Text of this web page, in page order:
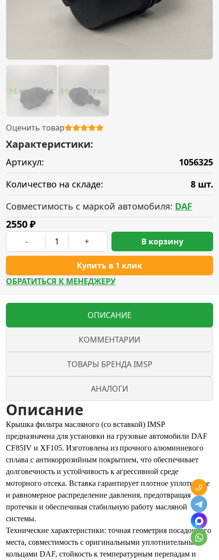
Оценить товар
Характеристики:
Артикул:
1056325
Количество на складе:
8 шт.
Совместимость с маркой автомобиля: DAF
2550₽
- +
Купить в 1 клик
В корзину
ОБРАТИТЬСЯ К МЕНЕДЖЕРУ
ОПИСАНИЕ
КОММЕНТАРИИ
ТОВАРЫ БРЕНДА IMSP
АНАЛОГИ
Описание
Крышка фильтра масляного (со вставкой) IMSP
предназначена для установки на грузовые автомобили DAF
CF85IV и XF105. Изготовлена из прочного алюминиевого
сплава с антикоррозийным покрытием, что обеспечивает
долговечность и устойчивость к агрессивной среде
моторного отсека. Вставка гарантирует плотное уплотнение
и равномерное распределение давления, предотвращая
протечки и обеспечивая стабильную работу масляной
системы.
Технические характеристики: точная геометрия посадочного
места, совместимость с оригинальными уплотнительными
кольцами DAF, стойкость к температурным перепадам и